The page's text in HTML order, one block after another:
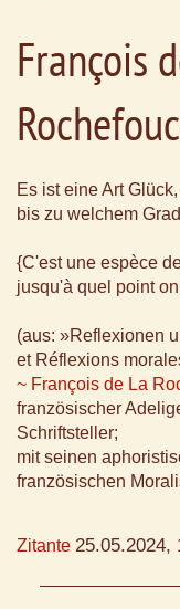
François
Es ist eine Art
bis zu welchem
{C'est une espèce
jusqu'à quel point
(aus: »Reflexionen
et Réflexions
~ François de La
französischer
Schriftsteller;
mit seinen
französischen
Zitante 25.05.2024,